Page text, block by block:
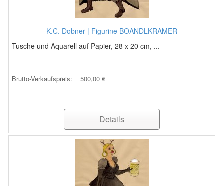
K.C. Dobner | Figurine BOANDLKRAMER
Tusche und Aquarell auf Papier, 28 x 20 cm, ...
Brutto-Verkaufspreis: 500,00 €
Details